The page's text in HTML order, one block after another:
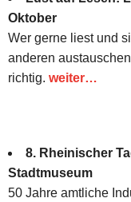
Oktober
Wer gerne liest und
anderen
richtig. weiter…
8. Rheinischer
Stadtmuseum
50 Jahre amtliche